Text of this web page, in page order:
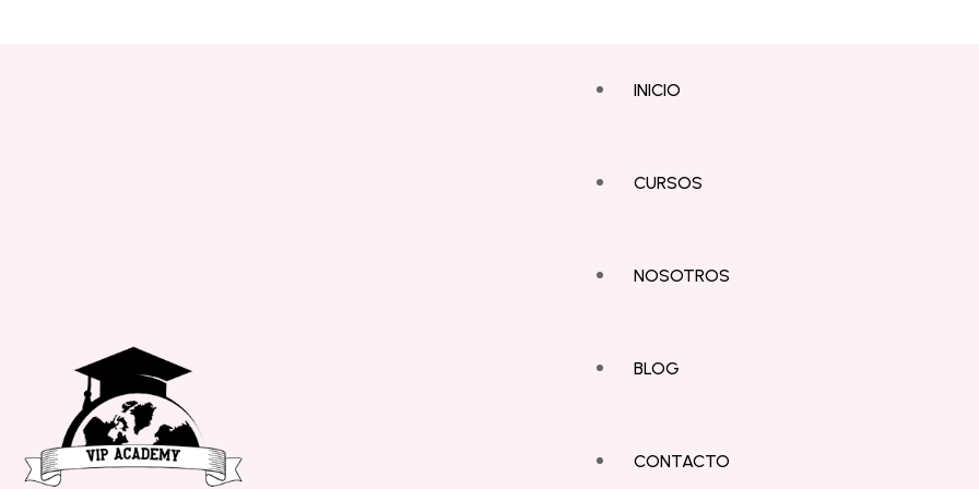
INICIO
CURSOS
NOSOTROS
BLOG
CONTACTO